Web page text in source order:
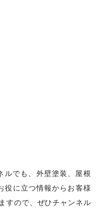
ルでも、 外壁塗装、屋根
役に立つ情報からお客様
すので、ぜひチャンネル